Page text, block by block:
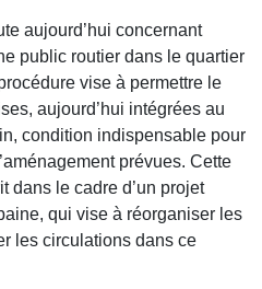
aujourd’hui concernant
public routier dans le quartier
vise à permettre le
aujourd’hui intégrées au
condition indispensable pour
prévues. Cette
dans le cadre d’un projet
qui vise à réorganiser les
les circulations dans ce